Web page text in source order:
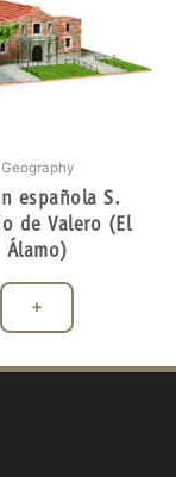
Geography
española S.
de Valero (El
Álamo)
+